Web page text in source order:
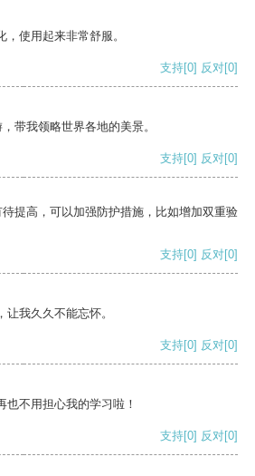
使用起来非常舒服。
支持[0] 反对[0]
带我领略世界各地的美景。
支持[0] 反对[0]
提高，可以加强防护措施，比如增加双重验
支持[0] 反对[0]
我久久不能忘怀。
支持[0] 反对[0]
也不用担心我的学习啦！
支持[0] 反对[0]